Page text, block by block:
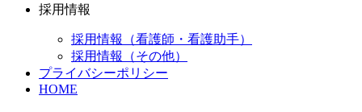
採用情報
採用情報（看護師・看護助手）
採用情報（その他）
プライバシーポリシー
HOME